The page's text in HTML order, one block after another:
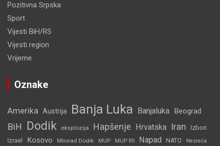
Pozitivna Srpska
Sport
Vijesti BiH/RS
Vijesti region
Vrijeme
Oznake
Amerika Austrija Banja Luka Banjaluka Beograd
BiH Dodik eksplozija Hapšenje Hrvatska Iran Izbori
Izrael Kosovo Milorad Dodik MUP MUP RS Napad NATO Nesreća